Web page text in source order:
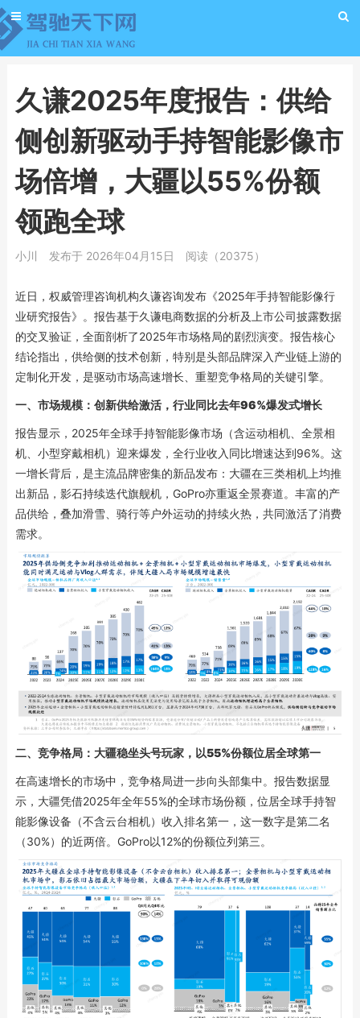
久谦2025年度报告：供给
侧创新驱动手持智能影像市
场倍增，大疆以55%份额
领跑全球
小川 发布于 2026年04月15日 阅读（20375）
近日，权威管理咨询机构久谦咨询发布《2025年手持智能影像行
业研究报告》。报告基于久谦电商数据的分析及上市公司披露数据
的交叉验证，全面剖析了2025年市场格局的剧烈演变。报告核心
结论指出，供给侧的技术创新，特别是头部品牌深入产业链上游的
定制化开发，是驱动市场高速增长、重塑竞争格局的关键引擎。
一、 市场规模：创新供给激活，行业同比去年96%爆发式增长
报告显示，2025年全球手持智能影像市场（含运动相机、全景相
机、小型穿戴相机）迎来爆发，全行业收入同比增速达到96%。这
一增长背后，是主流品牌密集的新品发布：大疆在三类相机上均推
出新品，影石持续迭代旗舰机，GoPro亦重返全景赛道。丰富的产
品供给，叠加滑雪、骑行等户外运动的持续火热，共同激活了消费
需求。
二、 竞争格局：大疆稳坐头号玩家， 以55%份额位居全球第一
在高速增长的市场中，竞争格局进一步向头部集中。报告数据显
示，大疆凭借2025年全年55%的全球市场份额，位居全球手持智
能影像设备（不含云台相机）收入排名第一，这一数字是第二名
（30%）的近两倍。GoPro以12%的份额位列第三。